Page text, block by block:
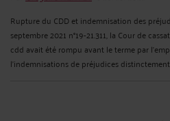
Rupture du CDD et indemnisation des
septembre 2021 n°19-21.311, la Cour de
cdd avait été rompu avant le terme par
l’indemnisations de préjudices